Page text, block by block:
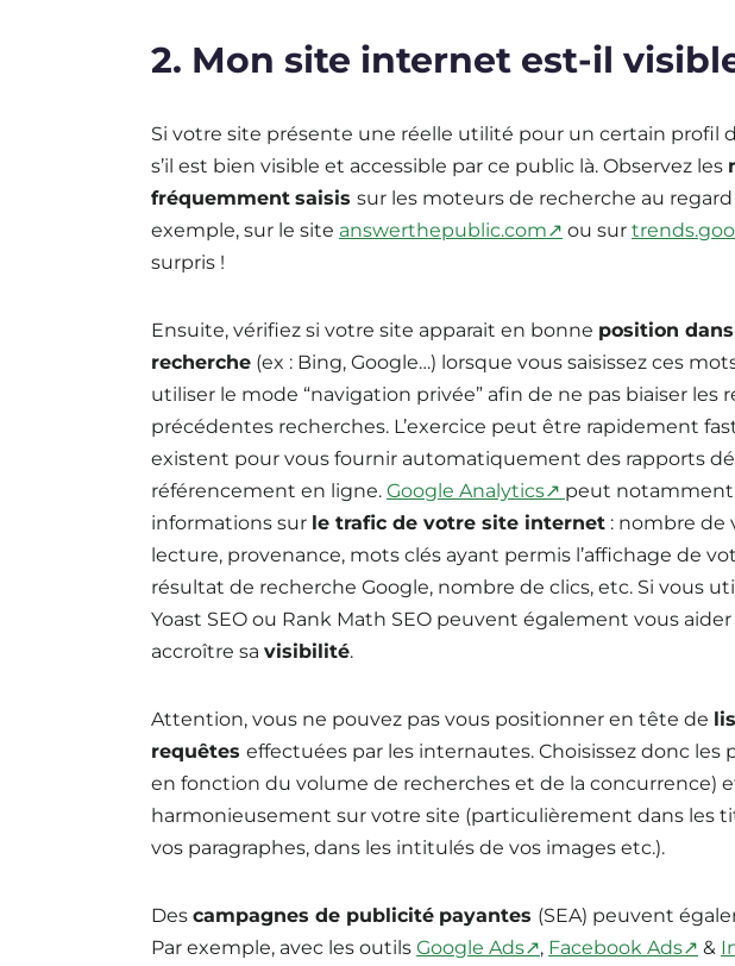
2. Mon site internet est-il
Si votre site présente une réelle utilité pour un certain profil
s’il est bien visible et accessible par ce public là. Observez les
fréquemment saisis sur les moteurs de recherche au
exemple, sur le site answerthepublic.com↗ ou sur
surpris !
Ensuite, vérifiez si votre site apparait en bonne position
recherche (ex : Bing, Google…) lorsque vous saisissez ces
utiliser le mode “navigation privée” afin de ne pas biaiser les
précédentes recherches. L’exercice peut être rapidement
existent pour vous fournir automatiquement des rapports
référencement en ligne. Google Analytics↗ peut notamment
informations sur le trafic de votre site internet : nombre de
lecture, provenance, mots clés ayant permis l’affichage de
résultat de recherche Google, nombre de clics, etc. Si vous
Yoast SEO ou Rank Math SEO peuvent également vous aider
accroître sa visibilité.
Attention, vous ne pouvez pas vous positionner en tête de
requêtes effectuées par les internautes. Choisissez donc
en fonction du volume de recherches et de la concurrence)
harmonieusement sur votre site (particulièrement dans les
vos paragraphes, dans les intitulés de vos images etc.).
Des campagnes de publicité payantes (SEA) peuvent
Par exemple, avec les outils Google Ads↗, Facebook Ads↗ &